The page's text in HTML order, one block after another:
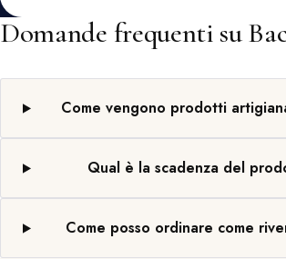
Domande frequenti su
Come vengono prodotti
Qual è la scadenza del
Come posso ordinare come